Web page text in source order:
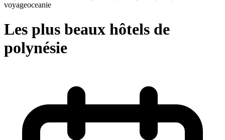
voyageoceanie
Les plus beaux hôtels de
polynésie